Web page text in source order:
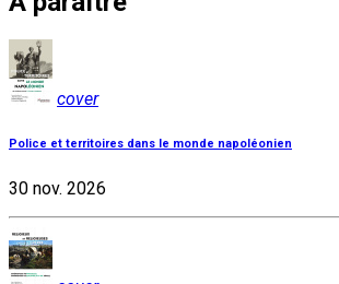
cover
Police et territoires dans le monde napoléonien
30 nov. 2026